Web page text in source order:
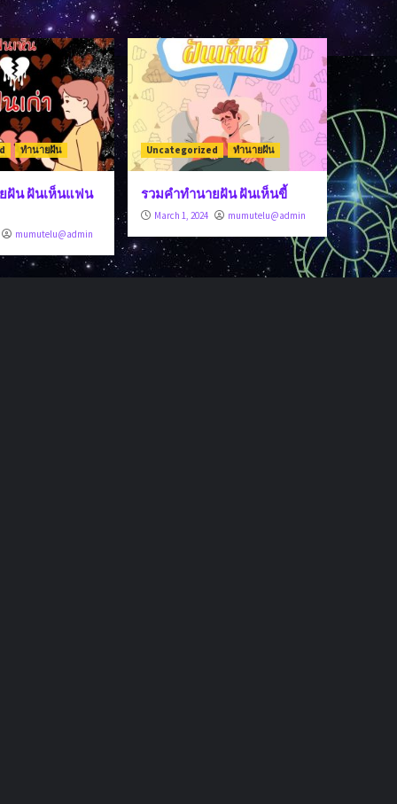
ทำนายฝัน
ฝัน ฝันเห็นแฟน
mumutelu@admin
Uncategorized ทำนายฝัน
รวมคำทำนายฝัน ฝันเห็นขี้
March 1, 2024 mumutelu@admin